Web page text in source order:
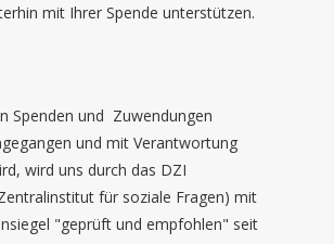
mit Ihrer Spende unterstützen.
Spenden und Zuwendungen
und mit Verantwortung
wird uns durch das DZI
für soziale Fragen) mit
"geprüft und empfohlen" seit